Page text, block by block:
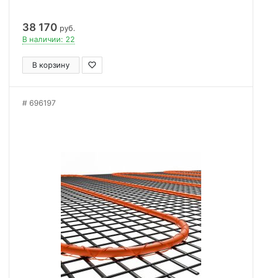
38 170 руб.
В наличии: 22
В корзину
696197